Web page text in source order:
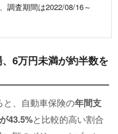
調査期間は2022/08/16～
6万円未満が約半数を
と、自動車保険の年間支
43.5%と比較的高い割合